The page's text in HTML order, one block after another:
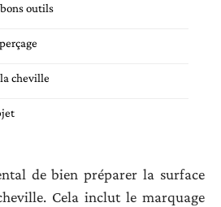
outils
cheville
de bien préparer la surface
Cela inclut le marquage